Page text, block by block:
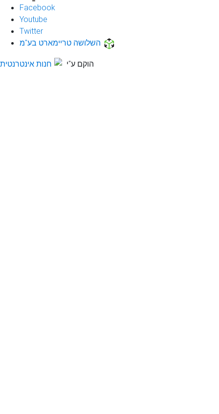
Facebook
Youtube
Twitter
השלושה טריימארט בע"מ
הוקם ע"י חנות אינטרנטית